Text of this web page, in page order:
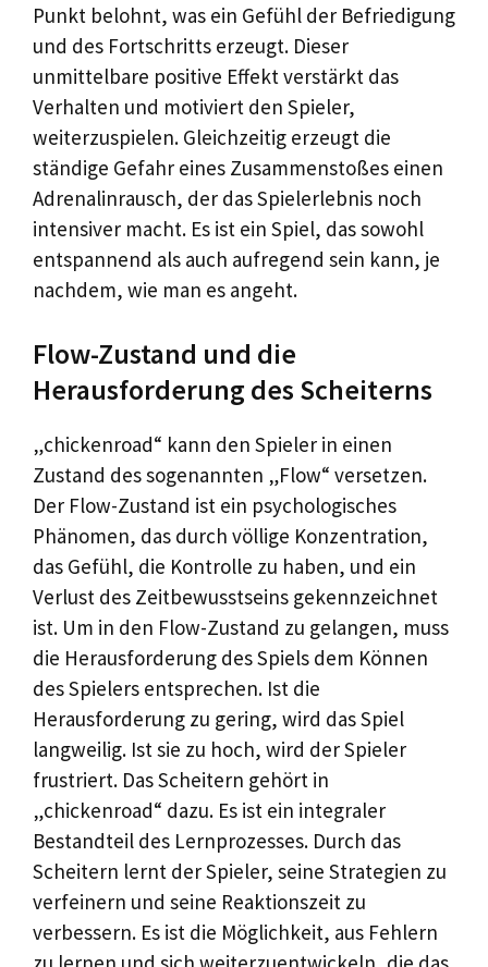
Punkt belohnt, was ein Gefühl der Befriedigung
und des Fortschritts erzeugt. Dieser
unmittelbare positive Effekt verstärkt das
Verhalten und motiviert den Spieler,
weiterzuspielen. Gleichzeitig erzeugt die
ständige Gefahr eines Zusammenstoßes einen
Adrenalinrausch, der das Spielerlebnis noch
intensiver macht. Es ist ein Spiel, das sowohl
entspannend als auch aufregend sein kann, je
nachdem, wie man es angeht.
Flow-Zustand und die
Herausforderung des Scheiterns
„chickenroad“ kann den Spieler in einen
Zustand des sogenannten „Flow“ versetzen.
Der Flow-Zustand ist ein psychologisches
Phänomen, das durch völlige Konzentration,
das Gefühl, die Kontrolle zu haben, und ein
Verlust des Zeitbewusstseins gekennzeichnet
ist. Um in den Flow-Zustand zu gelangen, muss
die Herausforderung des Spiels dem Können
des Spielers entsprechen. Ist die
Herausforderung zu gering, wird das Spiel
langweilig. Ist sie zu hoch, wird der Spieler
frustriert. Das Scheitern gehört in
„chickenroad“ dazu. Es ist ein integraler
Bestandteil des Lernprozesses. Durch das
Scheitern lernt der Spieler, seine Strategien zu
verfeinern und seine Reaktionszeit zu
verbessern. Es ist die Möglichkeit, aus Fehlern